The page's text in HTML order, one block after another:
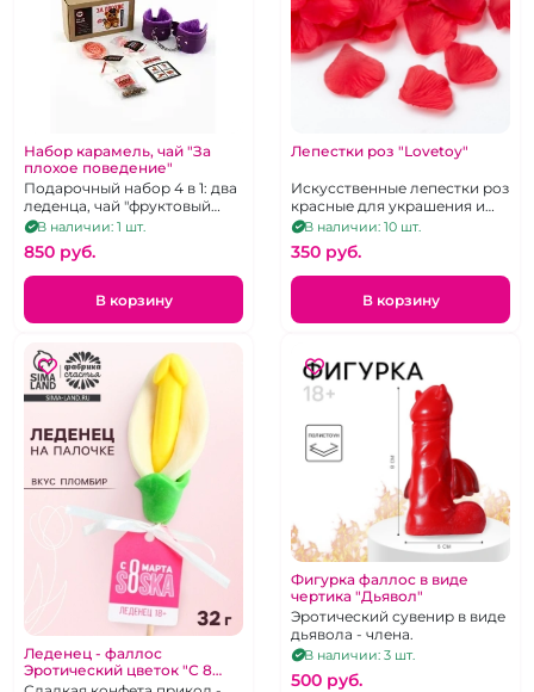
Набор карамель, чай "За
плохое поведение"
Подарочный набор 4 в 1: два
леденца, чай "фруктовый
микс", наручники
фиолетового цвета.
В наличии: 1 шт.
850 pуб.
В корзину
Лепестки роз "Lovetoy"
Искусственные лепестки роз
красные для украшения и
романтики, в прозрачном
сатиновом мешочке
В наличии: 10 шт.
350 pуб.
В корзину
Леденец - фаллос
Эротический цветок "С 8
марта соска"
Фигурка фаллос в виде
чертика "Дьявол"
Эротический сувенир в виде
дьявола - члена.
В наличии: 3 шт.
500 pуб.